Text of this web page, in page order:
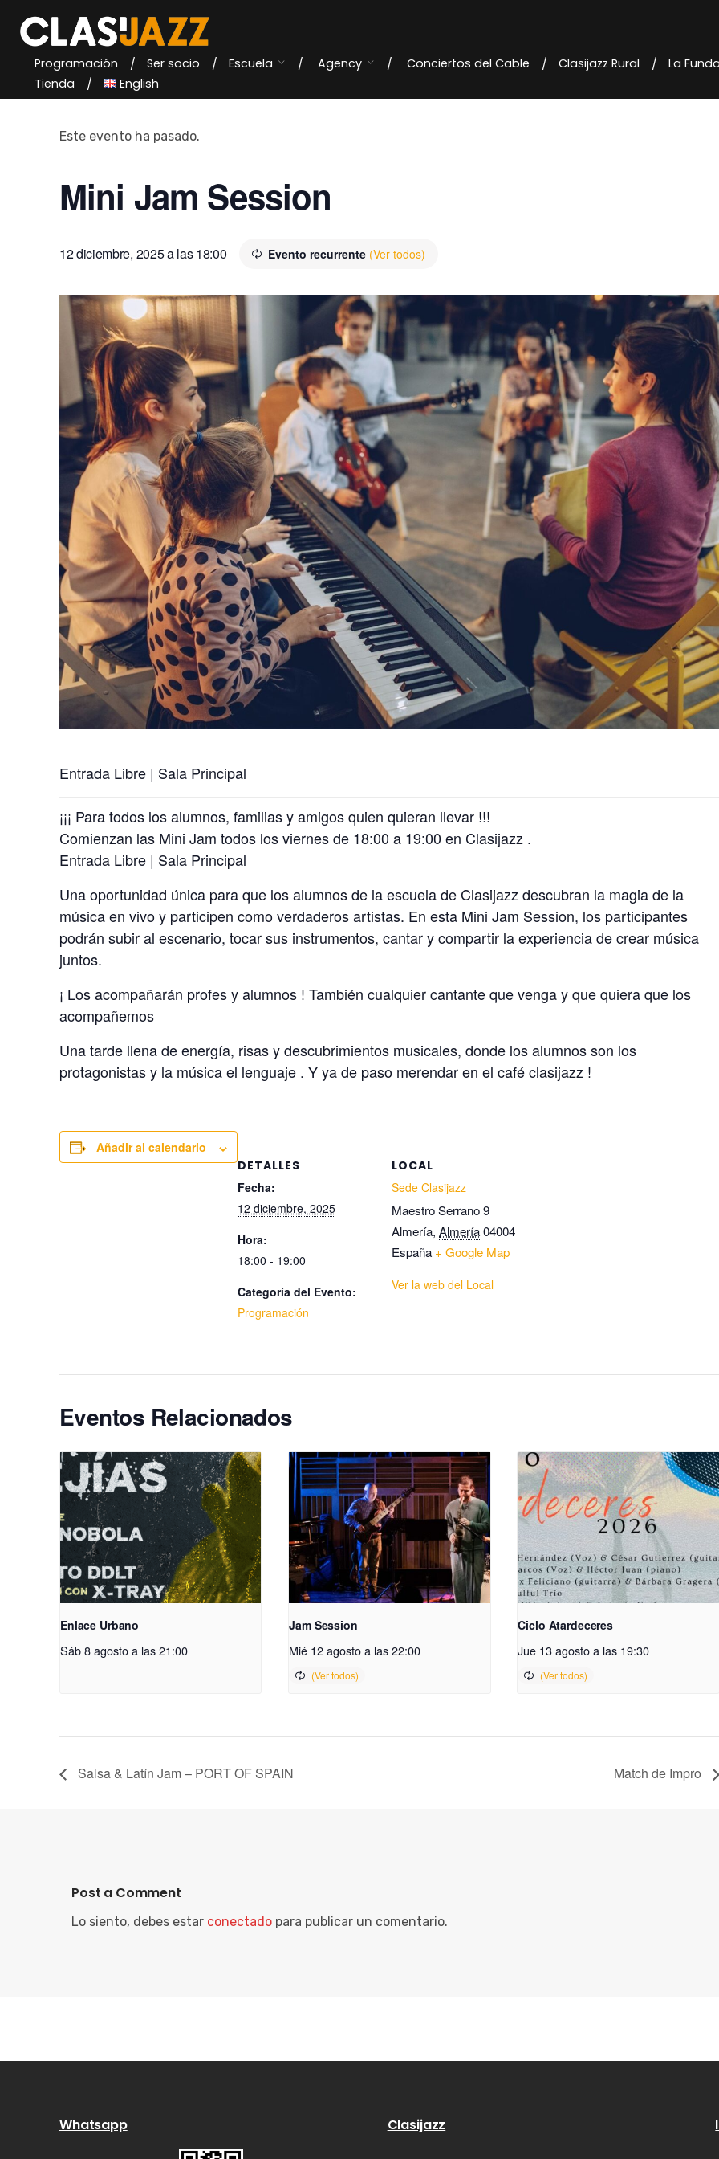
content
Programación Ser socio Escuela Agency Conciertos del Cable Clasijazz Rural La
Tienda
English
« Todos los Eventos
Este evento ha pasado.
Mini Jam Session
12 diciembre, 2025 a las 18:00 Evento recurrente (Ver todos)
Entrada Libre | Sala Principal
¡¡¡ Para todos los alumnos, familias y amigos quien quieran llevar !!!
Comienzan las Mini Jam todos los viernes de 18:00 a 19:00 en Clasijazz .
Entrada Libre | Sala Principal
Una oportunidad única para que los alumnos de la escuela de Clasijazz descubran la magia de la
música en vivo y participen como verdaderos artistas. En esta Mini Jam Session, los participantes
podrán subir al escenario, tocar sus instrumentos, cantar y compartir la experiencia de crear música
juntos.
¡ Los acompañarán profes y alumnos ! También cualquier cantante que venga y que quiera que los
acompañemos
Una tarde llena de energía, risas y descubrimientos musicales, donde los alumnos son los
protagonistas y la música el lenguaje . Y ya de paso merendar en el café clasijazz !
Añadir al calendario
DETALLES
Fecha:
12 diciembre, 2025
Hora:
18:00 - 19:00
Categoría del Evento:
Programación
LOCAL
Sede Clasijazz
Maestro Serrano 9
Almería, Almería04004
España + Google Map
Ver la web del Local
Eventos Relacionados
Enlace Urbano
Sáb 8 agosto a las 21:00
Jam Session
Mié 12 agosto a las 22:00
Ciclo Atardeceres
Jue 13 agosto a las 19:30
Salsa & Latín Jam – PORT OF SPAIN Match de Impro
Post a Comment
Lo siento, debes estar conectado para publicar un comentario.
Whatsapp Clasijazz